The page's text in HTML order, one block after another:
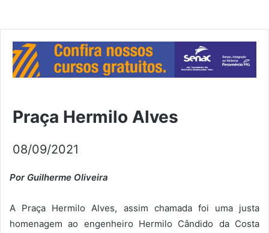
Praça Hermilo Alves
08/09/2021
Por Guilherme Oliveira
A Praça Hermilo Alves, assim chamada foi uma justa
homenagem ao engenheiro Hermilo Cândido da Costa